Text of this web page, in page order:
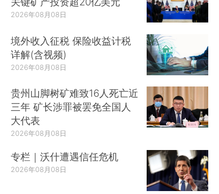
2026年08月08日
境外收入征税 保险收益计税
详解(含视频)
2026年08月08日
贵州山脚树矿难致16人死亡近
三年 矿长涉罪被罢免全国人
大代表
2026年08月08日
专栏｜沃什遭遇信任危机
2026年08月08日